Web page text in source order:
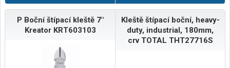
P Boční štípací kleště 7"
Kreator KRT603103
Kleště štípací boční, heavy-
duty, industrial, 180mm,
crv TOTAL THT27716S